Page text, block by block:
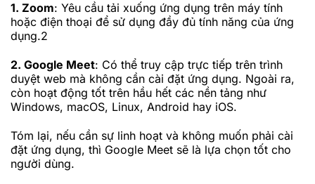
1. Zoom: Yêu cầu tải xuống ứng dụng trên máy tính
hoặc điện thoại để sử dụng đầy đủ tính năng của ứng
dụng.2
2. Google Meet: Có thể truy cập trực tiếp trên trình
duyệt web mà không cần cài đặt ứng dụng. Ngoài ra,
còn hoạt động tốt trên hầu hết các nền tảng như
Windows, macOS, Linux, Android hay iOS.
Tóm lại, nếu cần sự linh hoạt và không muốn phải cài
đặt ứng dụng, thì Google Meet sẽ là lựa chọn tốt cho
người dùng.